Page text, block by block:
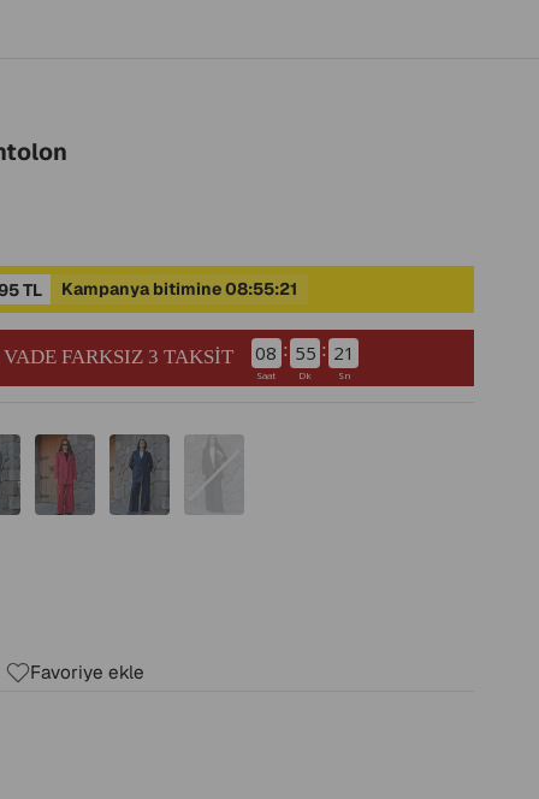
TL Kampanya bitimine 08:55:19
FARKSIZ 3 TAKSİT 08 : 55 : 20
Saat Dk Sn
Favoriye ekle